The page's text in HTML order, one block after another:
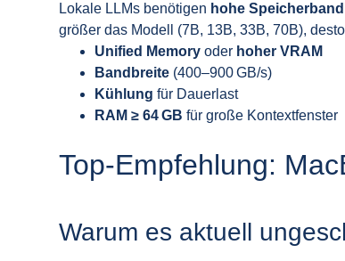
Lokale LLMs benötigen hohe
größer das Modell (7B, 13B, 33B, 70B),
Unified Memoryoder hoher VRAM
Bandbreite(400–900 GB/s)
Kühlung für Dauerlast
RAM ≥ 64 GB für große Kontextfenster
Top‑Empfehlung:
Warum es aktuell